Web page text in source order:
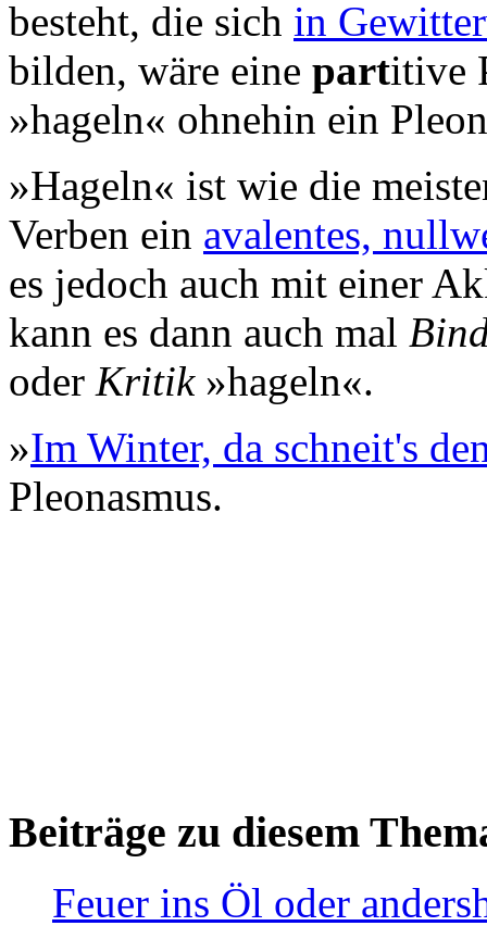
besteht, die sich in
bilden, wäre eine partitive
»hageln« ohnehin ein
»Hageln« ist wie die
Verben ein avalentes,
es jedoch auch mit einer
kann es dann auch mal
oder Kritik»hageln«.
»Im Winter, da schneit's
Pleonasmus.
Beiträge zu diesem
Feuer ins Öl oder